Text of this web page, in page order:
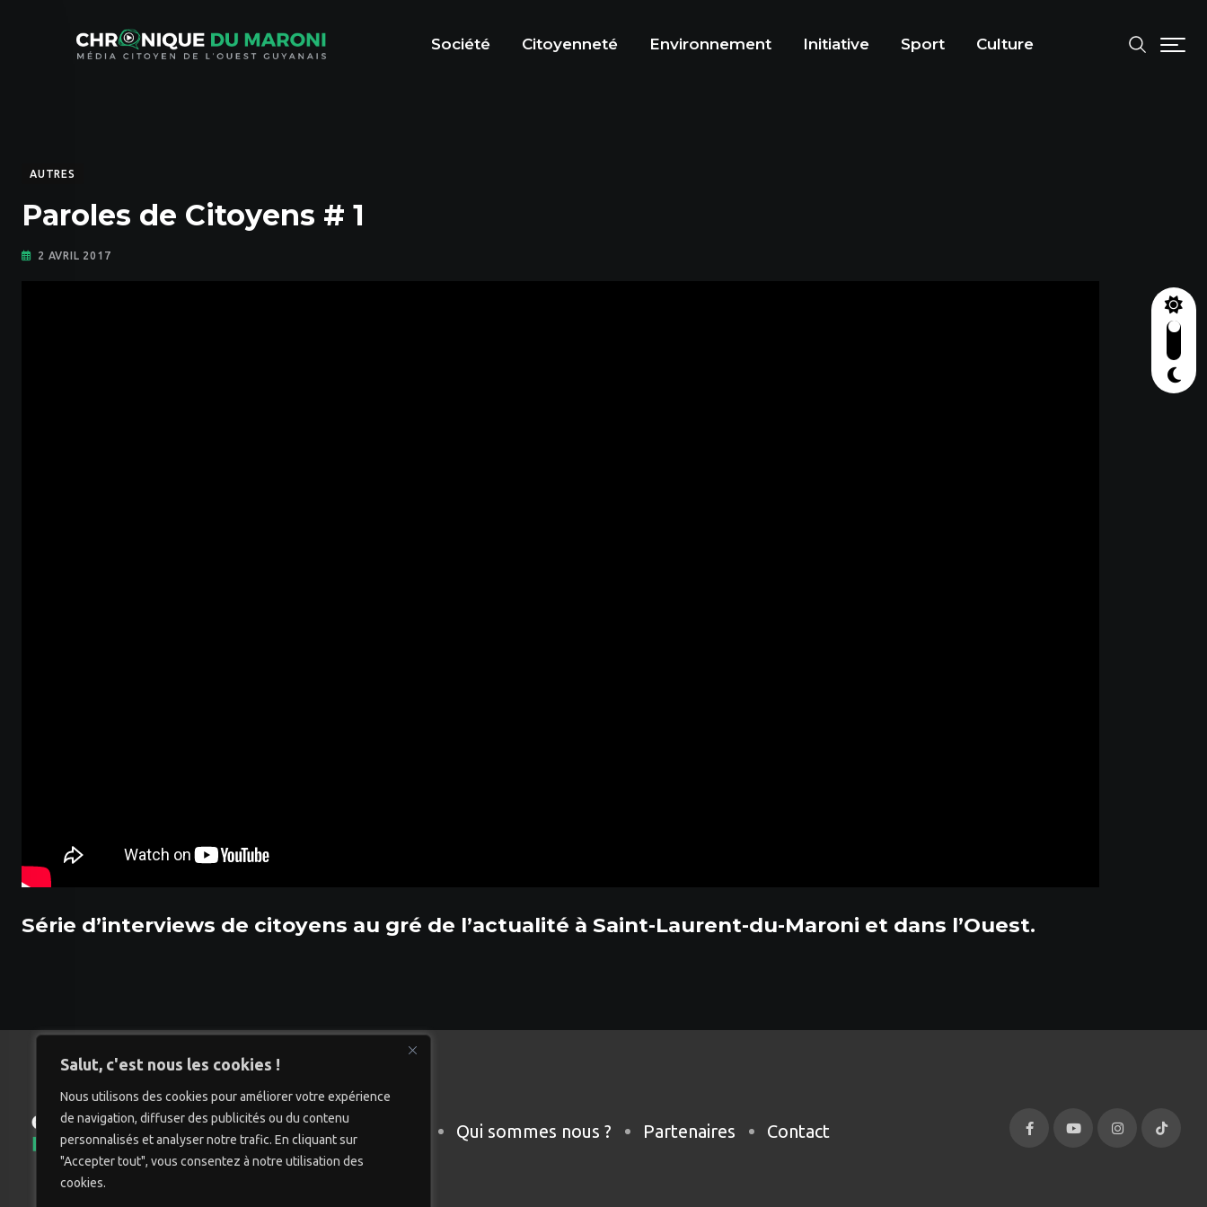
Salut, c'est nous les cookies !
Nous utilisons des cookies pour améliorer votre expérience
de navigation, diffuser des publicités ou du contenu
personnalisés et analyser notre trafic. En cliquant sur
"Accepter tout", vous consentez à notre utilisation des
cookies.
Société Citoyenneté Environnement Initiative Sport Culture
AUTRES
Paroles de Citoyens # 1
2 AVRIL 2017
Série d’interviews de citoyens au gré de l’actualité à Saint-Laurent-du-Maroni et dans l’Ouest.
Qui sommes nous ? Partenaires Contact